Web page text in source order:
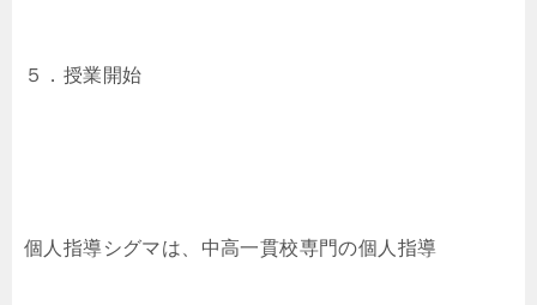
５．授業開始
個人指導シグマは、中高一貫校専門の個人指導